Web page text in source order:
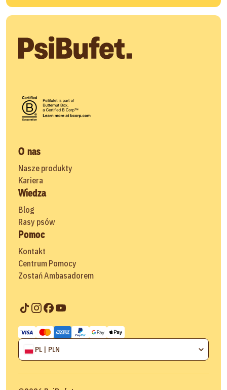
O nas
Nasze produkty
Kariera
Wiedza
Blog
Rasy psów
Pomoc
Kontakt
Centrum Pomocy
Zostań Ambasadorem
PL | PLN